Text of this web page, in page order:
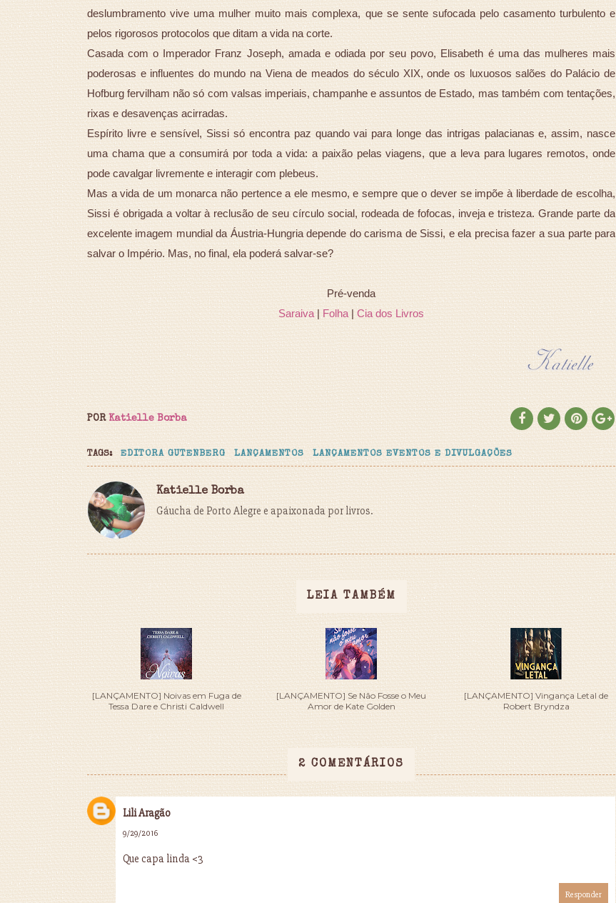
deslumbramento vive uma mulher muito mais complexa, que se sente sufocada pelo casamento turbulento e
pelos rigorosos protocolos que ditam a vida na corte.
Casada com o Imperador Franz Joseph, amada e odiada por seu povo, Elisabeth é uma das mulheres mais
poderosas e influentes do mundo na Viena de meados do século XIX, onde os luxuosos salões do Palácio de
Hofburg fervilham não só com valsas imperiais, champanhe e assuntos de Estado, mas também com tentações,
rixas e desavenças acirradas.
Espírito livre e sensível, Sissi só encontra paz quando vai para longe das intrigas palacianas e, assim, nasce
uma chama que a consumirá por toda a vida: a paixão pelas viagens, que a leva para lugares remotos, onde
pode cavalgar livremente e interagir com plebeus.
Mas a vida de um monarca não pertence a ele mesmo, e sempre que o dever se impõe à liberdade de escolha,
Sissi é obrigada a voltar à reclusão de seu círculo social, rodeada de fofocas, inveja e tristeza. Grande parte da
excelente imagem mundial da Áustria-Hungria depende do carisma de Sissi, e ela precisa fazer a sua parte para
salvar o Império. Mas, no final, ela poderá salvar-se?
Pré-venda
Saraiva| Folha | Cia dos Livros
POR Katielle Borba
TAGS: EDITORA GUTENBERG LANÇAMENTOS LANÇAMENTOS EVENTOS E DIVULGAÇÕES
Katielle Borba
Gáucha de Porto Alegre e apaixonada por livros.
LEIA TAMBÉM
[LANÇAMENTO] Noivas em Fuga de
Tessa Dare e Christi Caldwell
[LANÇAMENTO] Se Não Fosse o Meu
Amor de Kate Golden
[LANÇAMENTO] Vingança Letal de
Robert Bryndza
2 COMENTÁRIOS
Lili Aragão
9/29/2016
Que capa linda <3
Responder